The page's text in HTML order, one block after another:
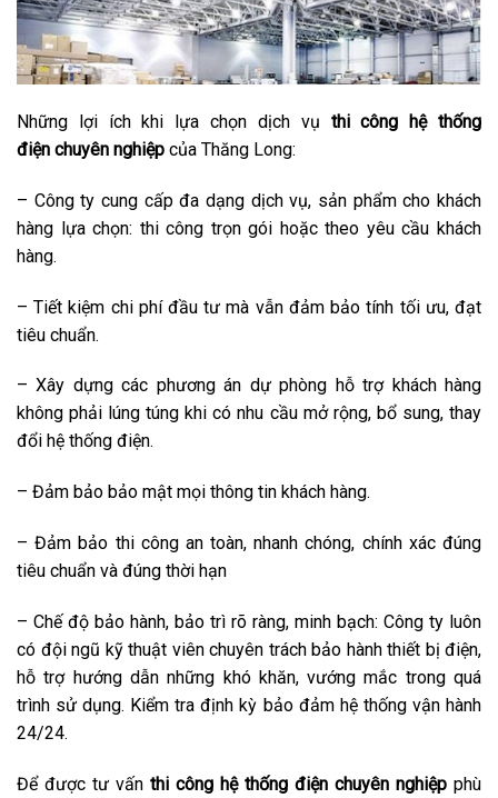
Những lợi ích khi lựa chọn dịch vụ thi công hệ thống
điện chuyên nghiệp của Thăng Long:
– Công ty cung cấp đa dạng dịch vụ, sản phẩm cho khách
hàng lựa chọn: thi công trọn gói hoặc theo yêu cầu khách
hàng.
– Tiết kiệm chi phí đầu tư mà vẫn đảm bảo tính tối ưu, đạt
tiêu chuẩn.
– Xây dựng các phương án dự phòng hỗ trợ khách hàng
không phải lúng túng khi có nhu cầu mở rộng, bổ sung, thay
đổi hệ thống điện.
– Đảm bảo bảo mật mọi thông tin khách hàng.
– Đảm bảo thi công an toàn, nhanh chóng, chính xác đúng
tiêu chuẩn và đúng thời hạn
– Chế độ bảo hành, bảo trì rõ ràng, minh bạch: Công ty luôn
có đội ngũ kỹ thuật viên chuyên trách bảo hành thiết bị điện,
hỗ trợ hướng dẫn những khó khăn, vướng mắc trong quá
trình sử dụng. Kiểm tra định kỳ bảo đảm hệ thống vận hành
24/24.
Để được tư vấn thi công hệ thống điện chuyên nghiệp phù